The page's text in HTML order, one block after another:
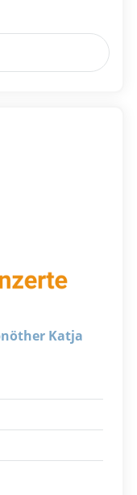
Katja